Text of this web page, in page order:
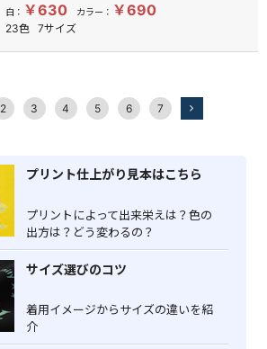
白： ￥630 カラー： ￥690
23色 7サイズ
2 3 4 5 6 7
プリント仕上がり見本はこちら
プリントによって出来栄えは？色の
出方は？どう変わるの？
サイズ選びのコツ
着用イメージからサイズの違いを紹
介